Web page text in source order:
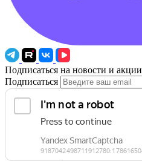
Подписаться на новости и акции
Подписаться